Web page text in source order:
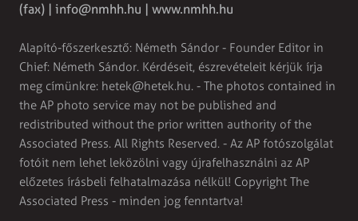
(fax) | info@nmhh.hu | www.nmhh.hu
Alapító-főszerkesztő: Németh Sándor - Founder Editor in
Chief: Németh Sándor. Kérdéseit, észrevételeit kérjük írja
meg címünkre: hetek@hetek.hu. - The photos contained in
the AP photo service may not be published and
redistributed without the prior written authority of the
Associated Press. All Rights Reserved. - Az AP fotószolgálat
fotóit nem lehet leközölni vagy újrafelhasználni az AP
előzetes írásbeli felhatalmazása nélkül! Copyright The
Associated Press - minden jog fenntartva!